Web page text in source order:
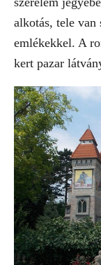
alkotás, tele
emlékekkel. A
kert pazar